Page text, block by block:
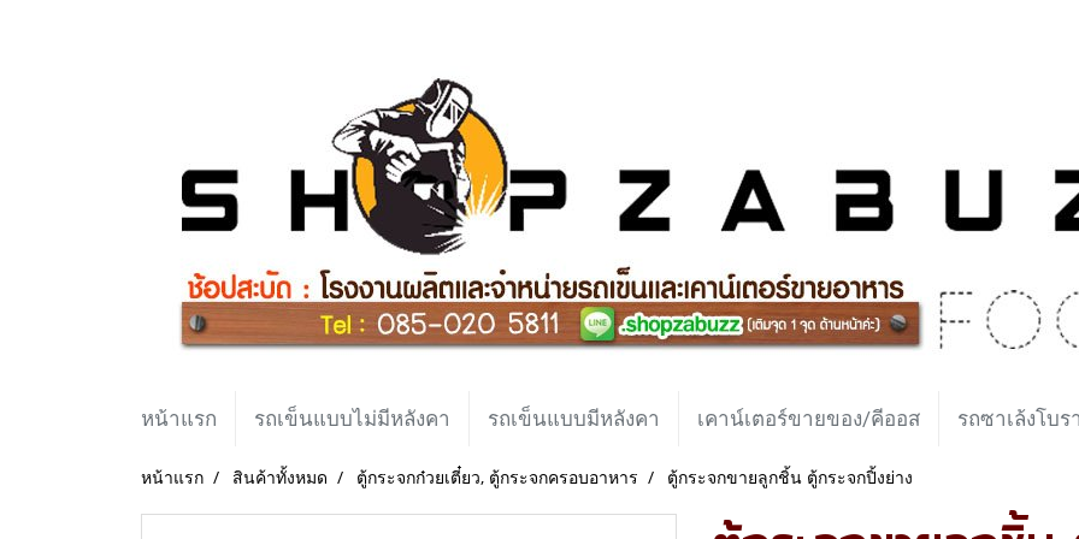
หน้าแรก รถเข็นแบบไม่มีหลังคา รถเข็นแบบมีหลังคา เคาน์เตอร์ขายของ/คีออส รถซาเล้งโบ
หน้าแรก สินค้าทั้งหมด ตู้กระจกก๋วยเตี๋ยว, ตู้กระจกครอบอาหาร ตู้กระจกขายลูกชิ้น ตู้กระจกปิ้งย่าง